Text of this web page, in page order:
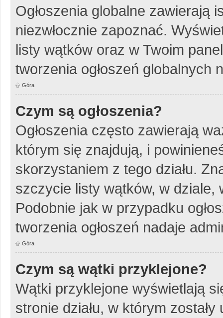
Ogłoszenia globalne zawierają
niezwłocznie zapoznać.
listy wątków oraz w Twoim
tworzenia ogłoszeń globalnych
Góra
Czym są ogłoszenia?
Ogłoszenia często zawierają
którym się znajdują, i
skorzystaniem z tego działu.
szczycie listy wątków, w dziale,
Podobnie jak w przypadku
tworzenia ogłoszeń nadaje
Góra
Czym są wątki przyklejone?
Wątki przyklejone wyświetlają
stronie działu, w którym